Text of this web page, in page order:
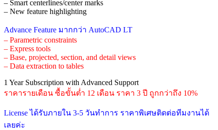
– Smart centerlines/center marks
– New feature highlighting
Advance Feature มากกว่า AutoCAD LT
– Parametric constraints
– Express tools
– Base, projected, section, and detail views
– Data extraction to tables
1 Year Subscription with Advanced Support
ราคารายเดือน ซื้อขั้นต่ำ 12 เดือน ราคา 3 ปี ถูกกว่าถึง 10%
License ได้รับภายใน 3-5 วันทำการ ราคาพิเศษติดต่อทีมงานได้
เลยค่ะ